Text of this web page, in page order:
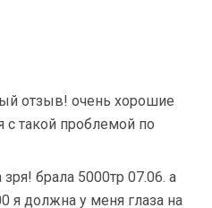
отзыв! очень хорошие
такой проблемой по
брала 5000тр 07.06. а
я должна у меня глаза на